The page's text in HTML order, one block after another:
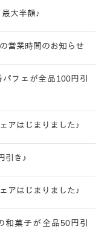
大半額♪
営業時間のお知らせ
フェが全品100円引
アはじまりました♪
引き♪
アはじまりました♪
和菓子が全品50円引